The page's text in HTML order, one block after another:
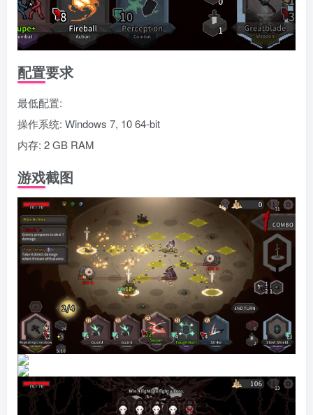
配置要求
最低配置:
操作系统: Windows 7, 10 64-bit
内存: 2 GB RAM
游戏截图